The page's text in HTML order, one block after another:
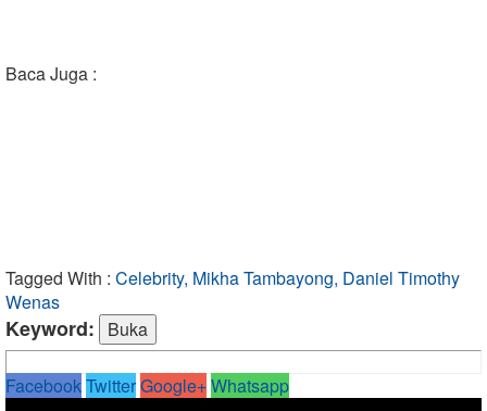
Baca Juga :
Tagged With : Celebrity, Mikha Tambayong, Daniel Timothy
Wenas
Keyword:
FacebookTwitterGoogle+Whatsapp